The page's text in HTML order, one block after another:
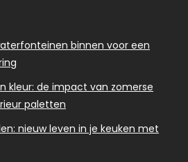
binnen voor een
kleur: de impact van zomerse
paletten
nieuw leven in je keuken met